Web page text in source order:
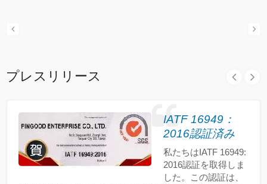
プレスリリース
IATF 16949：
2016認証済み
私たちはIATF 16949:
2016認証を取得しま
した。この認証は、